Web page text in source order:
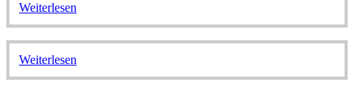
Weiterlesen
Weiterlesen